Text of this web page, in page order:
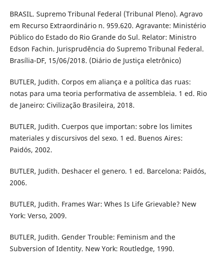
BRASIL. Supremo Tribunal Federal (Tribunal Pleno). Agravo
em Recurso Extraordinário n. 959.620. Agravante: Ministério
Público do Estado do Rio Grande do Sul. Relator: Ministro
Edson Fachin. Jurisprudência do Supremo Tribunal Federal.
Brasília-DF, 15/06/2018. (Diário de Justiça eletrônico)
BUTLER, Judith. Corpos em aliança e a política das ruas:
notas para uma teoria performativa de assembleia. 1 ed. Rio
de Janeiro: Civilização Brasileira, 2018.
BUTLER, Judith. Cuerpos que importan: sobre los limites
materiales y discursivos del sexo. 1 ed. Buenos Aires:
Paidós, 2002.
BUTLER, Judith. Deshacer el genero. 1 ed. Barcelona: Paidós,
2006.
BUTLER, Judith. Frames War: Whes Is Life Grievable? New
York: Verso, 2009.
BUTLER, Judith. Gender Trouble: Feminism and the
Subversion of Identity. New York: Routledge, 1990.